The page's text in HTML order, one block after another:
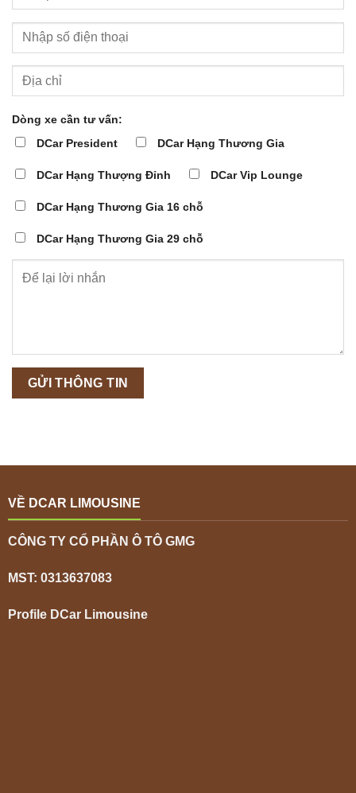
Dòng xe cần tư vấn:
DCar President
DCar Hạng Thương Gia
DCar Hạng Thượng Đỉnh DCar Vip Lounge
DCar Hạng Thương Gia 16 chỗ
DCar Hạng Thương Gia 29 chỗ
VỀ DCAR LIMOUSINE
CÔNG TY CỔ PHẦN Ô TÔ GMG
MST: 0313637083
Profile DCar Limousine